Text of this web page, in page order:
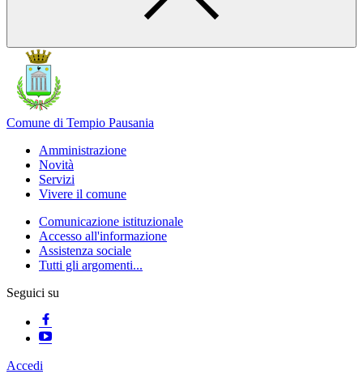
Comune di Tempio Pausania
Amministrazione
Novità
Servizi
Vivere il comune
Comunicazione istituzionale
Accesso all'informazione
Assistenza sociale
Tutti gli argomenti...
Seguici su
Accedi